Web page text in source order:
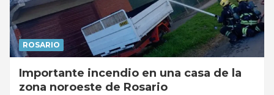
ROSARIO
Importante incendio en una casa de la
zona noroeste de Rosario